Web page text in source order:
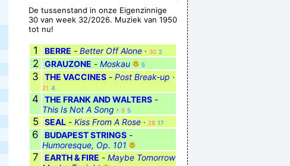
De tussenstand in onze Eigenzinnige
30 van week 32/2026. Muziek van 1950
tot nu!
1 BERRE - Better Off Alone · 30 2
2 GRAUZONE - Moskau 5
3 THE VACCINES - Post Break-up ·
21 4
4 THE FRANK AND WALTERS -
This Is Not A Song · 9 5
5 SEAL - Kiss From A Rose · 28 17
6 BUDAPEST STRINGS -
Humoresque, Op. 101
7 EARTH & FIRE - Maybe Tomorrow